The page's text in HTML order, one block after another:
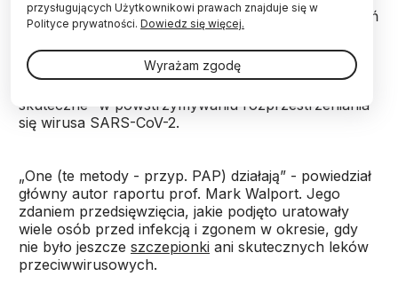
Eksperci Royal Society przeanalizowali tysiące badań
dotyczących tego, jak skuteczne były metody nie
związane zeszczepieniami, takie jakizolacja
społeczna
, noszenie maseczek i wykonywanie
skuteczne” w powstrzymywaniu rozprzestrzeniania
się wirusa SARS-CoV-2.
„One (te metody - przyp. PAP) działają” - powiedział
główny autor raportu prof. Mark Walport. Jego
zdaniem przedsięwzięcia, jakie podjęto uratowały
wiele osób przed infekcją i zgonem w okresie, gdy
nie było jeszcze szczepionki ani skutecznych leków
przeciwwirusowych.
przysługujących Użytkownikowi prawach znajduje się w
Polityce prywatności. Dowiedz się więcej.
Wyrażam zgodę